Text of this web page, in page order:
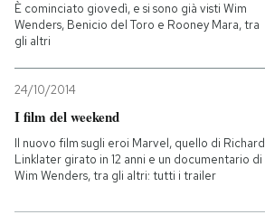
È cominciato giovedì, e si sono già visti Wim
Wenders, Benicio del Toro e Rooney Mara, tra
gli altri
24/10/2014
I film del weekend
Il nuovo film sugli eroi Marvel, quello di Richard
Linklater girato in 12 anni e un documentario di
Wim Wenders, tra gli altri: tutti i trailer